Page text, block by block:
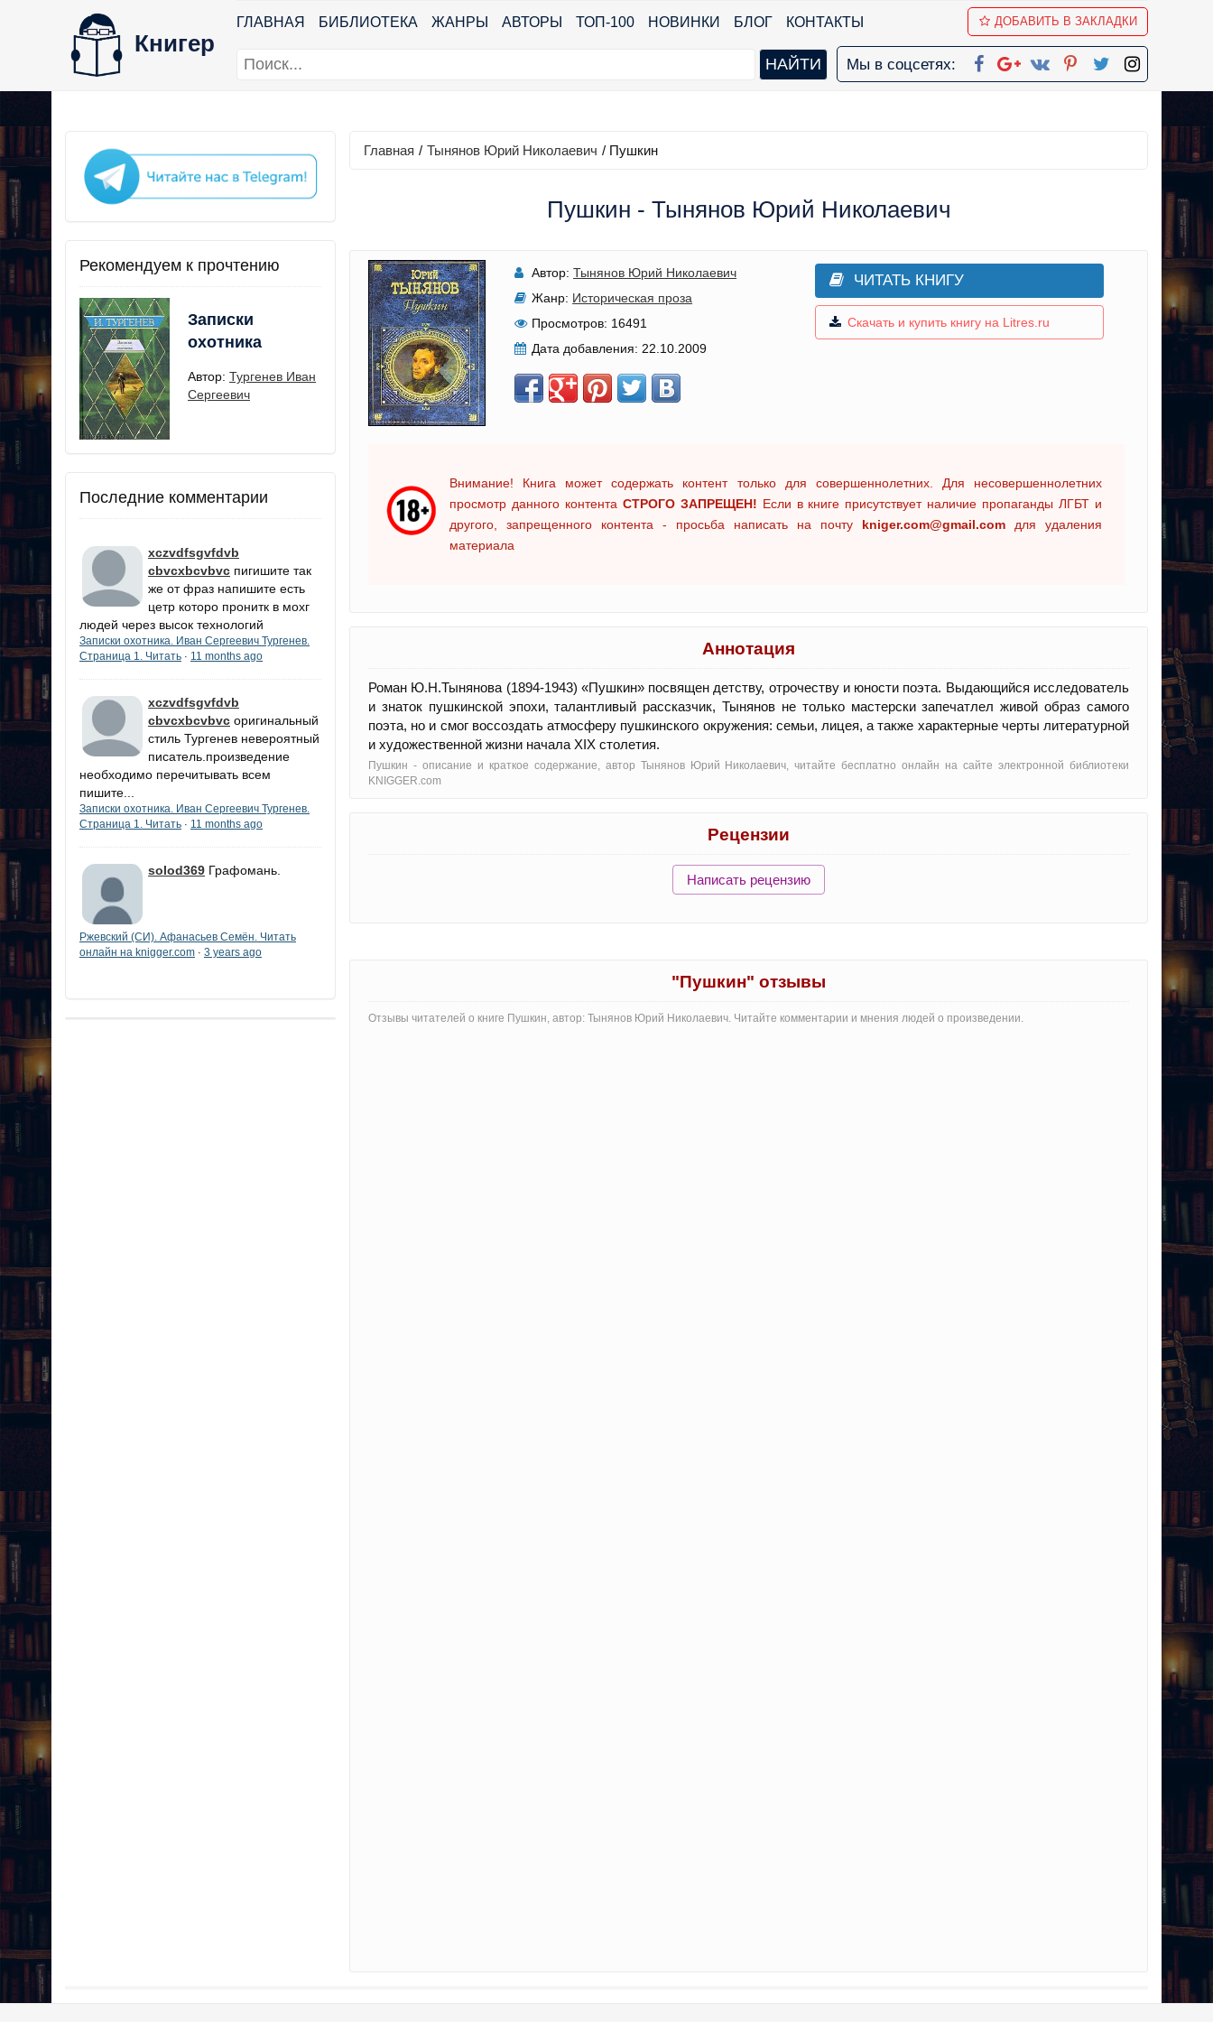
Книгер
ГЛАВНАЯ БИБЛИОТЕКА ЖАНРЫ АВТОРЫ ТОП-100 НОВИНКИ БЛОГ КОНТАКТЫ ДОБАВИТЬ В ЗАКЛАДКИ
Мы в соцсетях:
Рекомендуем к прочтению
Записки
охотника
Автор: Тургенев Иван
Сергеевич
Последние комментарии
xczvdfsgvfdvb
cbvcxbcvbvc пигишите так
же от фраз напишите есть
цетр которо пронитк в мохг
людей через высок технологий
Записки охотника. Иван Сергеевич Тургенев.
Страница 1. Читать · 11 months ago
xczvdfsgvfdvb
cbvcxbcvbvc оригинальный
стиль Тургенев невероятный
писатель.произведение
необходимо перечитывать всем
пишите...
Записки охотника. Иван Сергеевич Тургенев.
Страница 1. Читать · 11 months ago
solod369 Графомань.
Ржевский (СИ). Афанасьев Семён. Читать
онлайн на knigger.com · 3 years ago
Главная / Тынянов Юрий Николаевич / Пушкин
Пушкин - Тынянов Юрий Николаевич
Автор: Тынянов Юрий Николаевич
Жанр: Историческая проза
Просмотров: 16491
Дата добавления: 22.10.2009
ЧИТАТЬ КНИГУ
Скачать и купить книгу на Litres.ru
Внимание! Книга может содержать контент только для совершеннолетних. Для несовершеннолетних
просмотр данного контента СТРОГО ЗАПРЕЩЕН! Если в книге присутствует наличие пропаганды ЛГБТ и
другого, запрещенного контента - просьба написать на почту kniger.com@gmail.com для удаления
материала
Аннотация
Роман Ю.Н.Тынянова (1894-1943) «Пушкин» посвящен детству, отрочеству и юности поэта. Выдающийся исследователь
и знаток пушкинской эпохи, талантливый рассказчик, Тынянов не только мастерски запечатлел живой образ самого
поэта, но и смог воссоздать атмосферу пушкинского окружения: семьи, лицея, а также характерные черты литературной
и художественной жизни начала XIX столетия.
Пушкин - oписание и краткое содержание, автор Тынянов Юрий Николаевич, читайте бесплатно онлайн на сайте электронной библиотеки
KNIGGER.com
Рецензии
Написать рецензию
"Пушкин" отзывы
Отзывы читателей о книге Пушкин, автор: Тынянов Юрий Николаевич. Читайте комментарии и мнения людей о произведении.